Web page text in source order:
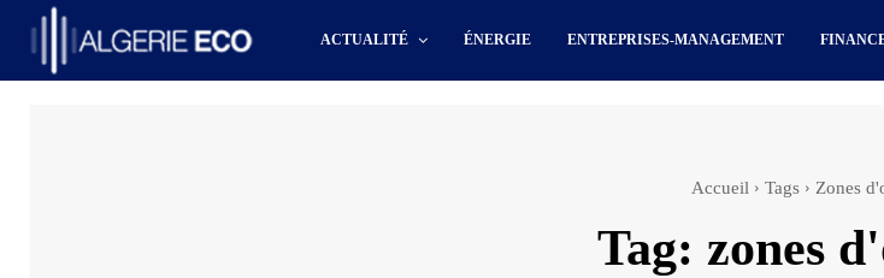
ACTUALITÉ ÉNERGIE ENTREPRISES-MANAGEMENT
Accueil Tags Zones
Tag: zones